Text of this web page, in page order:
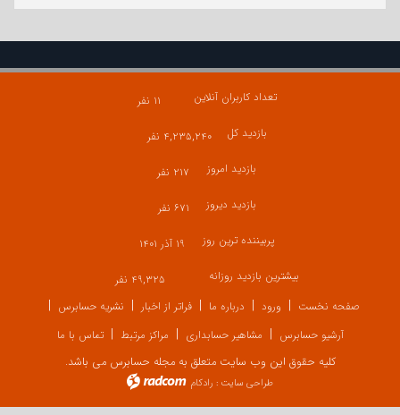
تعداد کاربران آنلاین
۱۱ نفر
بازدید کل
۴,۲۳۵,۲۴۰ نفر
بازدید امروز
۲۱۷ نفر
بازدید دیروز
۶۷۱ نفر
پربیننده ترین روز
۱۹ آذر ۱۴۰۱
بیشترین بازدید روزانه
۴۹,۳۲۵ نفر
صفحه نخست
ورود درباره ما فراتر از اخبار
نشریه حسابرس
آرشیو حسابرس
مشاهیر حسابداری مراکز مرتبط تماس با ما
کلیه حقوق این وب سایت متعلق به مجله حسابرس می باشد.
طراحی سایت : رادکام radcom